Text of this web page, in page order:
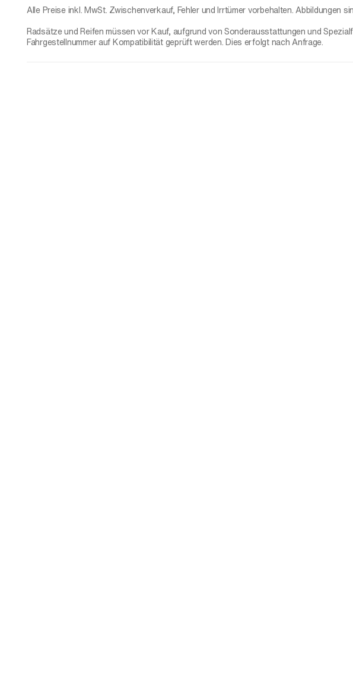
Alle Preise inkl. MwSt. Zwischenverkauf, Fehler und Irrtümer vorbehalten. Abbildungen
Radsätze und Reifen müssen vor Kauf, aufgrund von Sonderausstattungen und
Fahrgestellnummer auf Kompatibilität geprüft werden. Dies erfolgt nach Anfrage.